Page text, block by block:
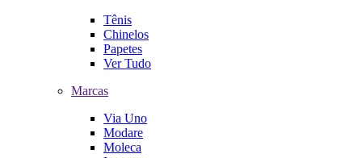
Tênis
Chinelos
Papetes
Ver Tudo
Marcas
Via Uno
Modare
Moleca